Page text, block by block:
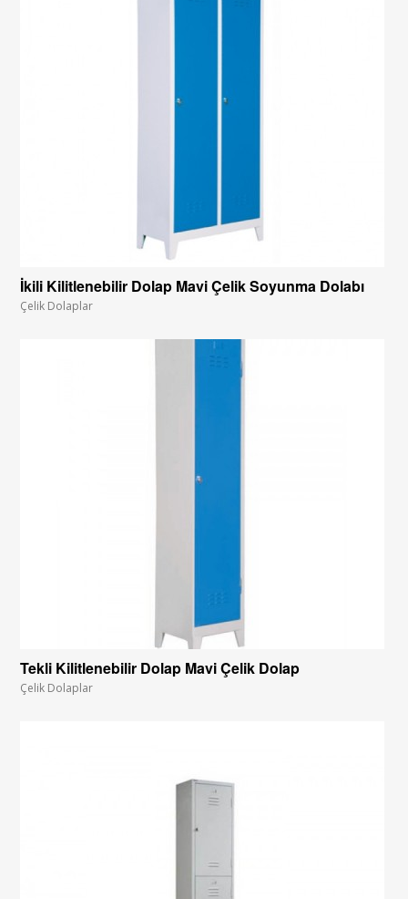
İkili Kilitlenebilir Dolap Mavi Çelik Soyunma Dolabı
Çelik Dolaplar
Tekli Kilitlenebilir Dolap Mavi Çelik Dolap
Çelik Dolaplar